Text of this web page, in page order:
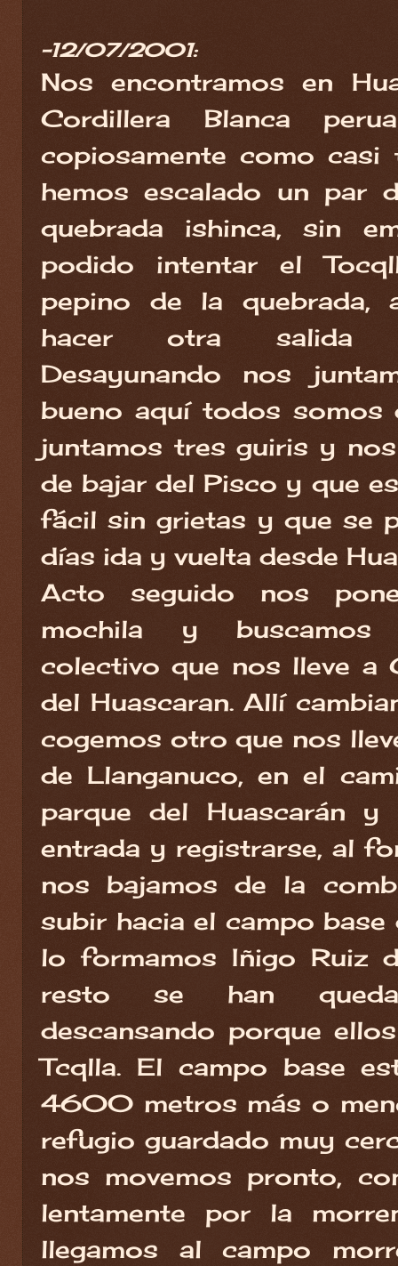
-12/07/2001:
Nos encontramos en
Cordillera Blanca
copiosamente como
hemos escalado un
quebrada ishinca, sin
podido intentar el
pepino de la quebrada,
hacer otra salida
Desayunando nos
bueno aquí todos somos
juntamos tres guiris y
de bajar del Pisco y que
fácil sin grietas y que se
días ida y vuelta desde
Acto seguido nos
mochila y buscamos
colectivo que nos lleve a
del Huascaran. Allí
cogemos otro que nos
de Llanganuco, en el
parque del Huascarán
entrada y registrarse, al
nos bajamos de la
subir hacia el campo
lo formamos Iñigo Ruiz
resto se han
descansando porque
Tcqlla. El campo base
4600 metros más o
refugio guardado muy
nos movemos pronto,
lentamente por la
llegamos al campo